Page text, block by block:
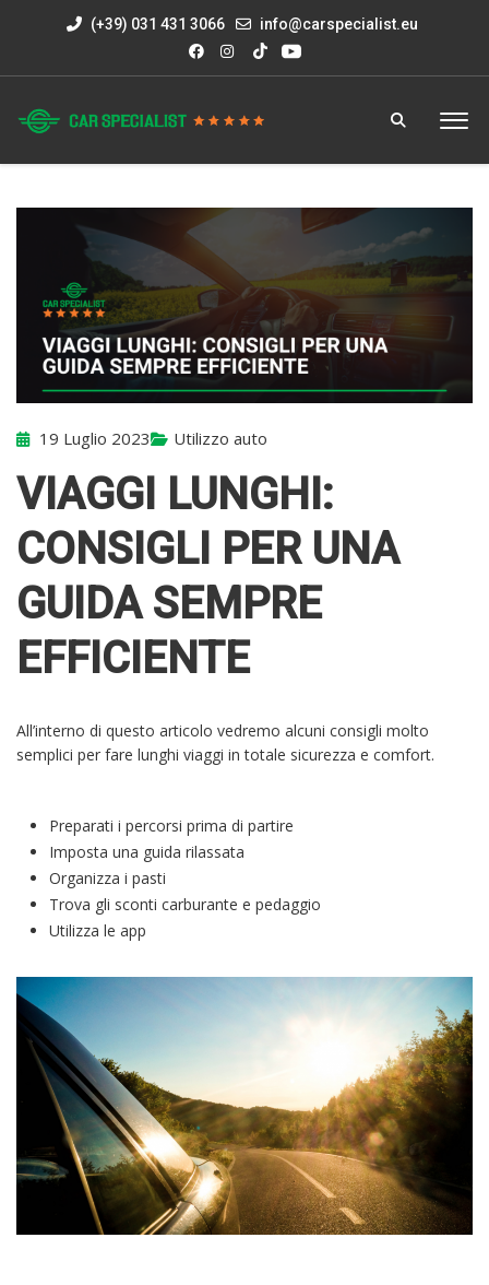
(+39) 031 431 3066 info@carspecialist.eu
19 Luglio 2023 Utilizzo auto
VIAGGI LUNGHI:
CONSIGLI PER UNA
GUIDA SEMPRE
EFFICIENTE
All’interno di questo articolo vedremo alcuni consigli molto
semplici per fare lunghi viaggi in totale sicurezza e comfort.
Preparati i percorsi prima di partire
Imposta una guida rilassata
Organizza i pasti
Trova gli sconti carburante e pedaggio
Utilizza le app